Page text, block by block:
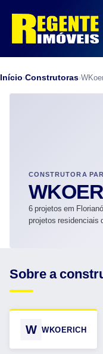
Início›Construtoras›
CONSTRUTORA
6 projetos em
projetos residenciais
Sobre a
W WKOERICH